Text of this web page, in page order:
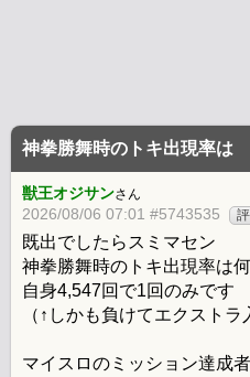
神拳勝舞時のトキ出現率は
獣王オジサンさん
2026/08/06 07:01 #5743535 評
既出でしたらスミマセン
神拳勝舞時のトキ出現率は
自身4,547回で1回のみです
（↑しかも負けてエクストラ
マイスロのミッション達成